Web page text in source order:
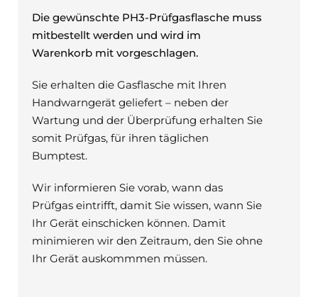
Die gewünschte PH3-Prüfgasflasche muss
mitbestellt werden und wird im
Warenkorb mit vorgeschlagen.
Sie erhalten die Gasflasche mit Ihren
Handwarngerät geliefert – neben der
Wartung und der Überprüfung erhalten Sie
somit Prüfgas, für ihren täglichen
Bumptest.
Wir informieren Sie vorab, wann das
Prüfgas eintrifft, damit Sie wissen, wann Sie
Ihr Gerät einschicken können. Damit
minimieren wir den Zeitraum, den Sie ohne
Ihr Gerät auskommmen müssen.